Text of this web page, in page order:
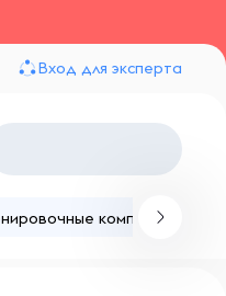
Вход для эксперта
комплексы